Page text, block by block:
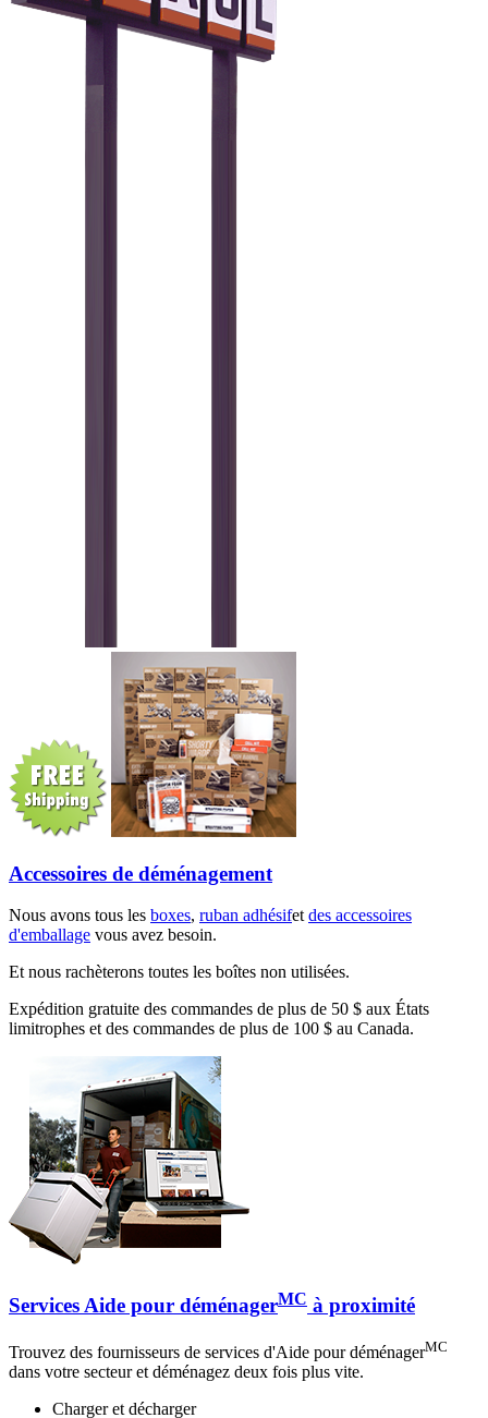
Accessoires de déménagement
Nous avons tous les boxes, ruban adhésifet des accessoires
d'emballage vous avez besoin.
Et nous rachèterons toutes les boîtes non utilisées.
Expédition gratuite des commandes de plus de 50 $ aux États
limitrophes et des commandes de plus de 100 $ au Canada.
Services Aide pour déménagerMC à proximité
Trouvez des fournisseurs de services d'Aide pour déménagerMC
dans votre secteur et déménagez deux fois plus vite.
Charger et décharger